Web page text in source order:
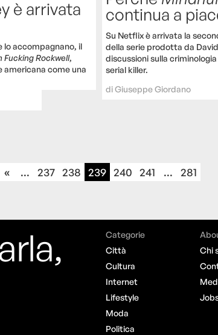
è arrivata
lo accompagnano, il
Fucking Rockwell,
come una
continua a
Su Netflix è arrivata la
della serie prodotta da
discussioni sulla
serial killer.
diGiuseppe Giordano
« ... 237 238 239 240 241 ... 281
Categorie
Città
Cultura
Internet
Lifestyle
Moda
Politica
Chi